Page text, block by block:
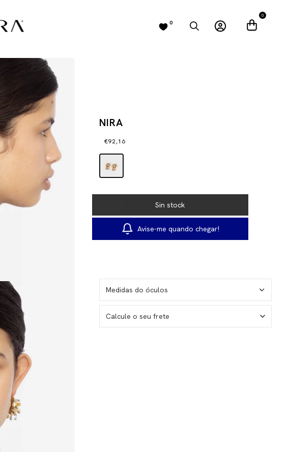
0
0
NIRA
€92,16
Avise-me quando chegar!
Medidas do óculos
Calcule o seu frete